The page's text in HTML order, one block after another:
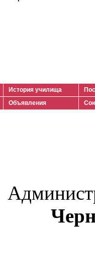
История училища
Объявления